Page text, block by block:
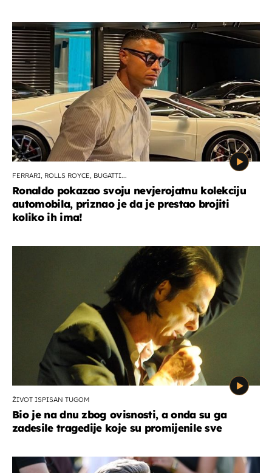
FERRARI, ROLLS ROYCE, BUGATTI...
Ronaldo pokazao svoju nevjerojatnu kolekciju
automobila, priznao je da je prestao brojiti
koliko ih ima!
ŽIVOT ISPISAN TUGOM
Bio je na dnu zbog ovisnosti, a onda su ga
zadesile tragedije koje su promijenile sve